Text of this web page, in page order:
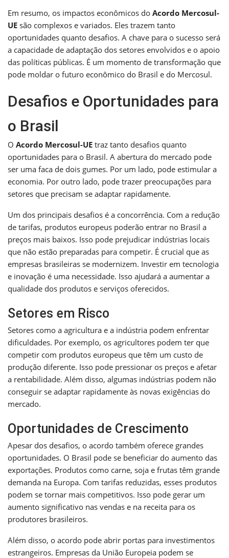
Em resumo, os impactos econômicos do Acordo Mercosul-
UE são complexos e variados. Eles trazem tanto
oportunidades quanto desafios. A chave para o sucesso será
a capacidade de adaptação dos setores envolvidos e o apoio
das políticas públicas. É um momento de transformação que
pode moldar o futuro econômico do Brasil e do Mercosul.
Desafios e Oportunidades para
o Brasil
O Acordo Mercosul-UE traz tanto desafios quanto
oportunidades para o Brasil. A abertura do mercado pode
ser uma faca de dois gumes. Por um lado, pode estimular a
economia. Por outro lado, pode trazer preocupações para
setores que precisam se adaptar rapidamente.
Um dos principais desafios é a concorrência. Com a redução
de tarifas, produtos europeus poderão entrar no Brasil a
preços mais baixos. Isso pode prejudicar indústrias locais
que não estão preparadas para competir. É crucial que as
empresas brasileiras se modernizem. Investir em tecnologia
e inovação é uma necessidade. Isso ajudará a aumentar a
qualidade dos produtos e serviços oferecidos.
Setores em Risco
Setores como a agricultura e a indústria podem enfrentar
dificuldades. Por exemplo, os agricultores podem ter que
competir com produtos europeus que têm um custo de
produção diferente. Isso pode pressionar os preços e afetar
a rentabilidade. Além disso, algumas indústrias podem não
conseguir se adaptar rapidamente às novas exigências do
mercado.
Oportunidades de Crescimento
Apesar dos desafios, o acordo também oferece grandes
oportunidades. O Brasil pode se beneficiar do aumento das
exportações. Produtos como carne, soja e frutas têm grande
demanda na Europa. Com tarifas reduzidas, esses produtos
podem se tornar mais competitivos. Isso pode gerar um
aumento significativo nas vendas e na receita para os
produtores brasileiros.
Além disso, o acordo pode abrir portas para investimentos
estrangeiros. Empresas da União Europeia podem se